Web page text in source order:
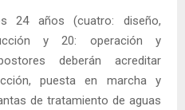
24 años (cuatro: diseño,
y 20: operación y
deberán acreditar
puesta en marcha y
de tratamiento de aguas